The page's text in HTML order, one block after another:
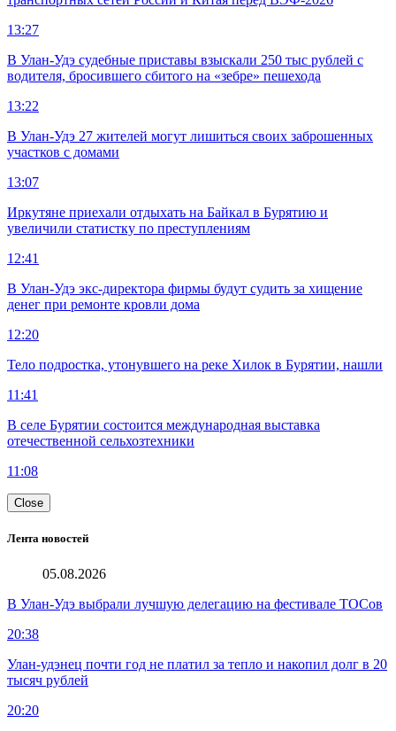
13:27
В Улан-Удэ судебные приставы взыскали 250 тыс рублей с
водителя, бросившего сбитого на «зебре» пешехода
13:22
В Улан-Удэ 27 жителей могут лишиться своих заброшенных
участков с домами
13:07
Иркутяне приехали отдыхать на Байкал в Бурятию и
увеличили статистку по преступлениям
12:41
В Улан-Удэ экс-директора фирмы будут судить за хищение
денег при ремонте кровли дома
12:20
Тело подростка, утонувшего на реке Хилок в Бурятии, нашли
11:41
В селе Бурятии состоится международная выставка
отечественной сельхозтехники
11:08
Close
Лента новостей
05.08.2026
В Улан-Удэ выбрали лучшую делегацию на фестивале ТОСов
20:38
Улан-удэнец почти год не платил за тепло и накопил долг в 20
тысяч рублей
20:20